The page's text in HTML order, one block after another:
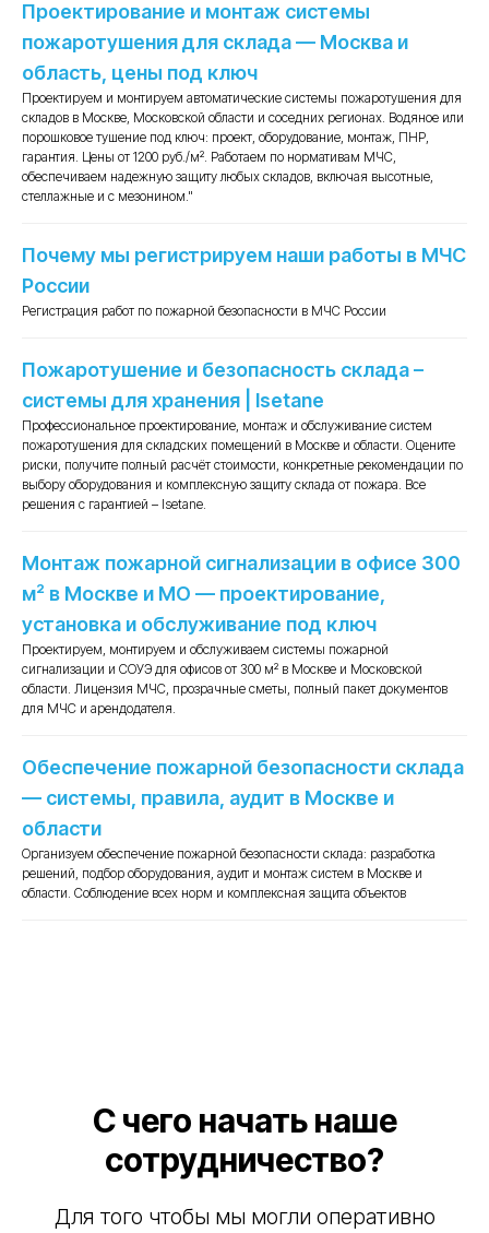
Проектирование и монтаж системы
пожаротушения для склада — Москва и
область, цены под ключ
Проектируем и монтируем автоматические системы пожаротушения для
складов в Москве, Московской области и соседних регионах. Водяное или
порошковое тушение под ключ: проект, оборудование, монтаж, ПНР,
гарантия. Цены от 1200 руб./м². Работаем по нормативам МЧС,
обеспечиваем надежную защиту любых складов, включая высотные,
стеллажные и с мезонином."
Почему мы регистрируем наши работы в МЧС
России
Регистрация работ по пожарной безопасности в МЧС России
Пожаротушение и безопасность склада –
системы для хранения | Isetane
Профессиональное проектирование, монтаж и обслуживание систем
пожаротушения для складских помещений в Москве и области. Оцените
риски, получите полный расчёт стоимости, конкретные рекомендации по
выбору оборудования и комплексную защиту склада от пожара. Все
решения c гарантией – Isetane.
Монтаж пожарной сигнализации в офисе 300
м² в Москве и МО — проектирование,
установка и обслуживание под ключ
Проектируем, монтируем и обслуживаем системы пожарной
сигнализации и СОУЭ для офисов от 300 м² в Москве и Московской
области. Лицензия МЧС, прозрачные сметы, полный пакет документов
для МЧС и арендодателя.
Обеспечение пожарной безопасности склада
— системы, правила, аудит в Москве и
области
Организуем обеспечение пожарной безопасности склада: разработка
решений, подбор оборудования, аудит и монтаж систем в Москве и
области. Соблюдение всех норм и комплексная защита объектов
С чего начать наше
сотрудничество?
Для того чтобы мы могли оперативно
Лицензированная компания
Обращаясь в нашу компанию вы можете быть
на законодательном уровне
Преимущества работы с нами
01 02
У нас лучшие
Презентация для Клиентов
ООО «Гулидов и Гулидова»
Обращаем Ваше внимание что цены могут